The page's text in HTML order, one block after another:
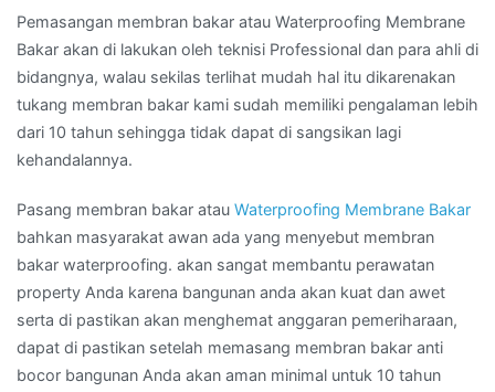
Pemasangan membran bakar atau Waterproofing Membrane
Bakar akan di lakukan oleh teknisi Professional dan para ahli di
bidangnya, walau sekilas terlihat mudah hal itu dikarenakan
tukang membran bakar kami sudah memiliki pengalaman lebih
dari 10 tahun sehingga tidak dapat di sangsikan lagi
kehandalannya.
Pasang membran bakar atau Waterproofing Membrane Bakar
bahkan masyarakat awan ada yang menyebut membran
bakar waterproofing. akan sangat membantu perawatan
property Anda karena bangunan anda akan kuat dan awet
serta di pastikan akan menghemat anggaran pemeriharaan,
dapat di pastikan setelah memasang membran bakar anti
bocor bangunan Anda akan aman minimal untuk 10 tahun